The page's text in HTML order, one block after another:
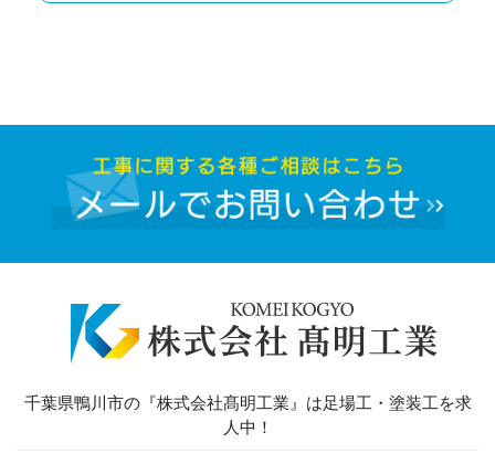
千葉県鴨川市の『株式会社髙明工業』は足場工・塗装工を求
人中！